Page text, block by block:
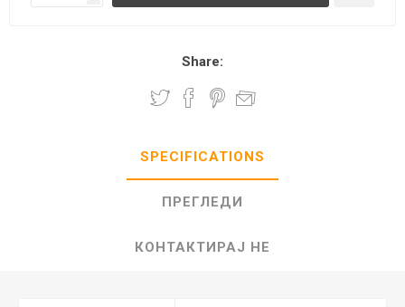
Share:
SPECIFICATIONS
ПРЕГЛЕДИ
КОНТАКТИРАЈ НЕ